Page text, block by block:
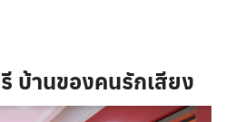
บ้านของคนรักเสียง